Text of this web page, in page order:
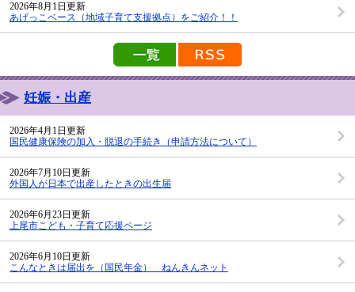
2026年8月1日更新
あげっこベース（地域子育て支援拠点）をご紹介！！
新着情報の一覧を見る
妊娠・出産
2026年4月1日更新
国民健康保険の加入・脱退の手続き（申請方法について）
2026年7月10日更新
外国人が日本で出産したときの出生届
2026年6月23日更新
上尾市こども・子育て応援ページ
2026年6月10日更新
こんなときは届出を（国民年金） ねんきんネット